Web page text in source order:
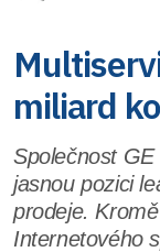
miliard
Společnost
jasnou pozici
prodeje.
Internetového